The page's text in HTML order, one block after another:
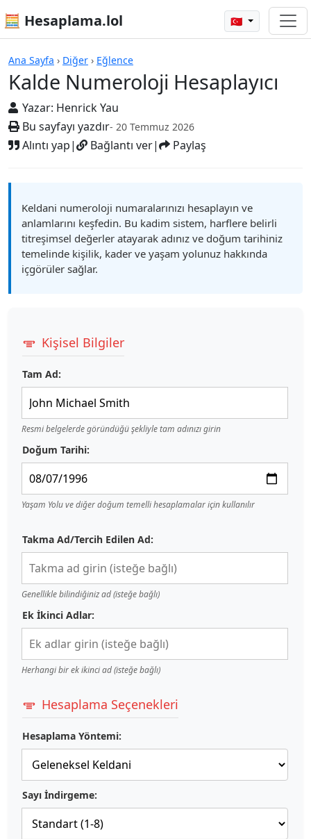
🧮 Hesaplama.lol 🇹🇷
Ana Sayfa › Diğer › Eğlence
Kalde Numeroloji Hesaplayıcı
Yazar: Henrick Yau
Bu sayfayı yazdır- 20 Temmuz 2026
Alıntı yap| Bağlantı ver| Paylaş
Hesap Makineleri
Keldani numeroloji numaralarınızı hesaplayın ve
anlamlarını keşfedin. Bu kadim sistem, harflere belirli
titreşimsel değerler atayarak adınız ve doğum tarihiniz
temelinde kişilik, kader ve yaşam yolunuz hakkında
içgörüler sağlar.
Kişisel Bilgiler
Tam Ad:
Resmi belgelerde göründüğü şekliyle tam adınızı girin
Doğum Tarihi:
Yaşam Yolu ve diğer doğum temelli hesaplamalar için kullanılır
Takma Ad/Tercih Edilen Ad:
Genellikle bilindiğiniz ad (isteğe bağlı)
Ek İkinci Adlar:
Herhangi bir ek ikinci ad (isteğe bağlı)
Hesaplama Seçenekleri
Hesaplama Yöntemi:
Sayı İndirgeme: